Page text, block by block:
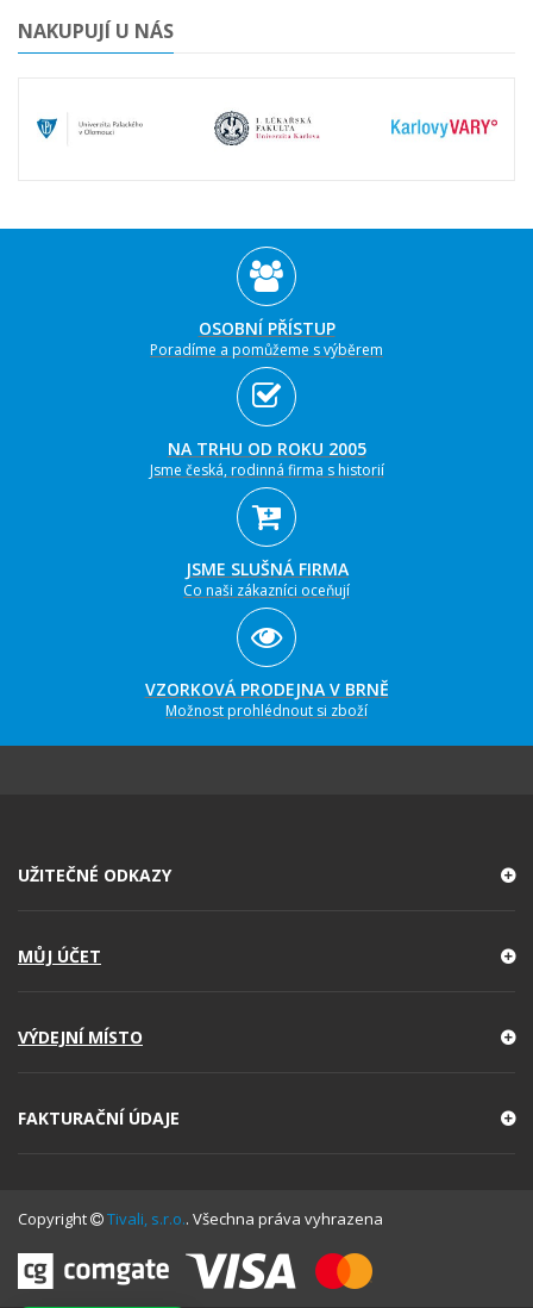
NAKUPUJÍ U NÁS
OSOBNÍ PŘÍSTUP
Poradíme a pomůžeme s výběrem
NA TRHU OD ROKU 2005
Jsme česká, rodinná firma s historií
JSME SLUŠNÁ FIRMA
Co naši zákazníci oceňují
VZORKOVÁ PRODEJNA V BRNĚ
Možnost prohlédnout si zboží
UŽITEČNÉ ODKAZY
MŮJ ÚČET
VÝDEJNÍ MÍSTO
FAKTURAČNÍ ÚDAJE
Copyright Tivali, s.r.o.. Všechna práva vyhrazena